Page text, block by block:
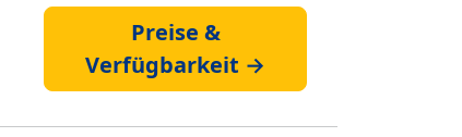
Preise &
Verfügbarkeit →